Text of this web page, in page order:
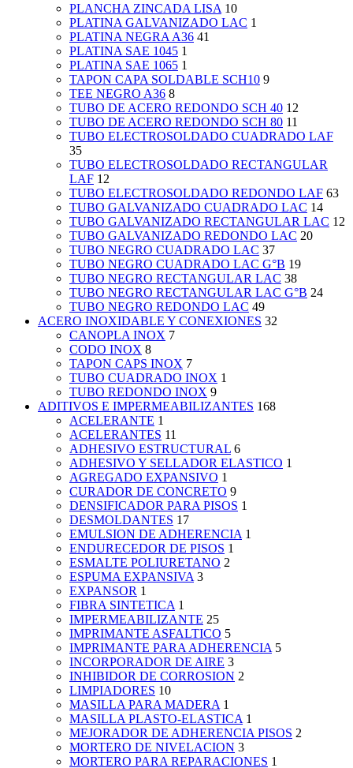
PLANCHA ZINCADA LISA 10
PLATINA GALVANIZADO LAC 1
PLATINA NEGRA A36 41
PLATINA SAE 1045 1
PLATINA SAE 1065 1
TAPON CAPA SOLDABLE SCH10 9
TEE NEGRO A36 8
TUBO DE ACERO REDONDO SCH 40 12
TUBO DE ACERO REDONDO SCH 80 11
TUBO ELECTROSOLDADO CUADRADO LAF
35
TUBO ELECTROSOLDADO RECTANGULAR
LAF 12
TUBO ELECTROSOLDADO REDONDO LAF 63
TUBO GALVANIZADO CUADRADO LAC 14
TUBO GALVANIZADO RECTANGULAR LAC 12
TUBO GALVANIZADO REDONDO LAC 20
TUBO NEGRO CUADRADO LAC 37
TUBO NEGRO CUADRADO LAC G°B 19
TUBO NEGRO RECTANGULAR LAC 38
TUBO NEGRO RECTANGULAR LAC G°B 24
TUBO NEGRO REDONDO LAC 49
ACERO INOXIDABLE Y CONEXIONES 32
CANOPLA INOX 7
CODO INOX 8
TAPON CAPS INOX 7
TUBO CUADRADO INOX 1
TUBO REDONDO INOX 9
ADITIVOS E IMPERMEABILIZANTES 168
ACELERANTE 1
ACELERANTES 11
ADHESIVO ESTRUCTURAL 6
ADHESIVO Y SELLADOR ELASTICO 1
AGREGADO EXPANSIVO 1
CURADOR DE CONCRETO 9
DENSIFICADOR PARA PISOS 1
DESMOLDANTES 17
EMULSION DE ADHERENCIA 1
ENDURECEDOR DE PISOS 1
ESMALTE POLIURETANO 2
ESPUMA EXPANSIVA 3
EXPANSOR 1
FIBRA SINTETICA 1
IMPERMEABILIZANTE 25
IMPRIMANTE ASFALTICO 5
IMPRIMANTE PARA ADHERENCIA 5
INCORPORADOR DE AIRE 3
INHIBIDOR DE CORROSION 2
LIMPIADORES 10
MASILLA PARA MADERA 1
MASILLA PLASTO-ELASTICA 1
MEJORADOR DE ADHERENCIA PISOS 2
MORTERO DE NIVELACION 3
MORTERO PARA REPARACIONES 1